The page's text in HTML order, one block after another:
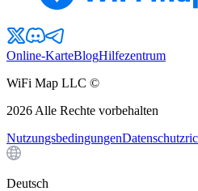
Online-KarteBlogHilfezentrum
WiFi Map LLC ©
2026 Alle Rechte vorbehalten
Nutzungsbedingungen
Deutsch